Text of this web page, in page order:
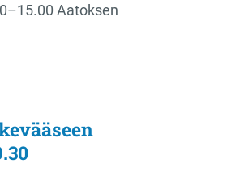
Aatoksen